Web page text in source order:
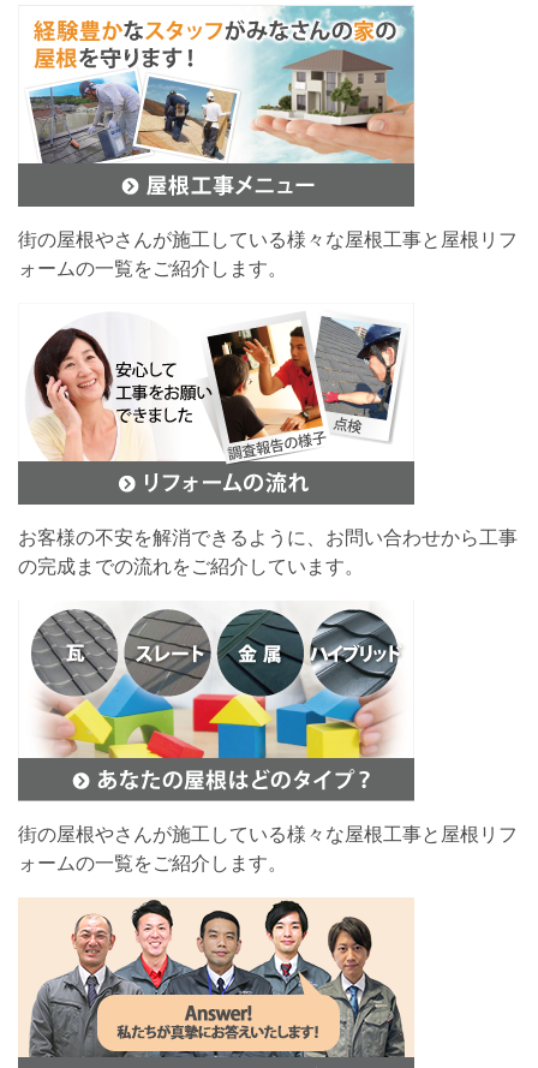
街の屋根やさんが施工している様々な屋根工事と屋根リフ
ォームの一覧をご紹介します。
お客様の不安を解消できるように、お問い合わせから工事
の完成までの流れをご紹介しています。
街の屋根やさんが施工している様々な屋根工事と屋根リフ
ォームの一覧をご紹介します。